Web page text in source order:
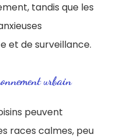
tandis que les
et de surveillance.
urbain
peuvent
races calmes, peu